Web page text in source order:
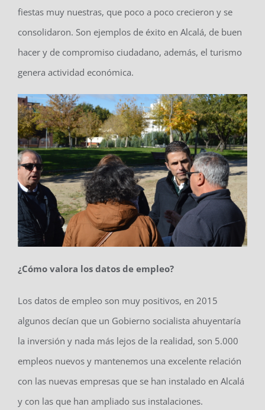
fiestas muy nuestras, que poco a poco crecieron y se
consolidaron. Son ejemplos de éxito en Alcalá, de buen
hacer y de compromiso ciudadano, además, el turismo
genera actividad económica.
¿Cómo valora los datos de empleo?
Los datos de empleo son muy positivos, en 2015
algunos decían que un Gobierno socialista ahuyentaría
la inversión y nada más lejos de la realidad, son 5.000
empleos nuevos y mantenemos una excelente relación
con las nuevas empresas que se han instalado en Alcalá
y con las que han ampliado sus instalaciones.